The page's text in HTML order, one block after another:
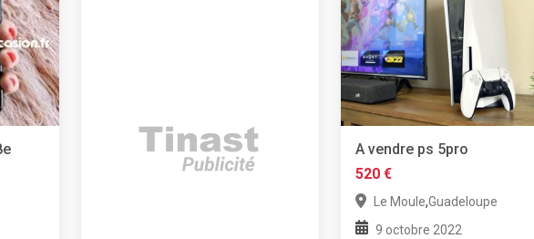
A vendre ps 5pro
520 €
Le Moule,Guadeloupe
9 octobre 2022